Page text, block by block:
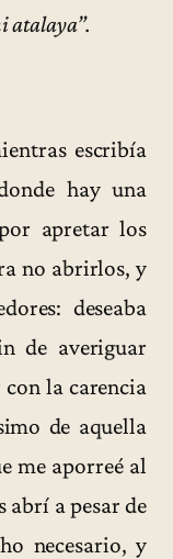
atalaya”.
escribía
hay una
apretar los
no abrirlos, y
deseaba
de averiguar
la carencia
de aquella
me aporreé al
abrí a pesar de
necesario, y